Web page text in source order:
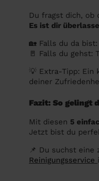
Du fragst dich, ob
Es ist dir
🏡 Falls du da
🚪 Falls du gehst:
💡 Extra-Tipp: Ein
deiner
Fazit: So gelingt
Mit diesen 5
Jetzt bist du
📌 Du suchst eine
Reinigungsservice